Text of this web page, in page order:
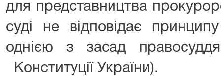
для представництва
суді не відповідає
однією з засад
Конституції України).